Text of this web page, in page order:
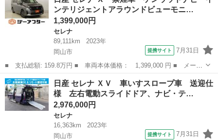
ニター ...
ンテリジェントアラウンドビューモニ…
1,399,000円
セレナ
89,111km
2023年
岡山市
提携サイト 7月31日
■ 支払総額: 159.8万円 ■ 車両本体価格： 1,399,000 円 ■ メーカ
ー名： 日産 ■ 車種名： セレナ ■ グレード名： Ｘ 禁煙車
ケンウッドナビ インテリジェントアラウンドビューモニター デジ
タルイン...
岡山 岡山市 セレナ
日産 セレナ ＸＶ 車いすスロープ車 送迎仕
様 左右電動スライドドア、ナビ・テ…
2,976,000円
セレナ
16,363km
2023年
岡山市
提携サイト 7月31日